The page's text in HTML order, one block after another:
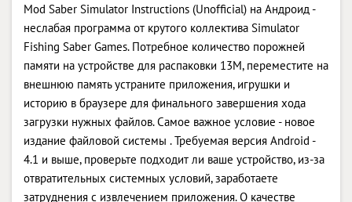
Mod Saber Simulator Instructions (Unofficial) на Андроид -
неслабая программа от крутого коллектива Simulator
Fishing Saber Games. Потребное количество порожней
памяти на устройстве для распаковки 13M, переместите на
внешнюю память устраните приложения, игрушки и
историю в браузере для финального завершения хода
загрузки нужных файлов. Самое важное условие - новое
издание файловой системы . Требуемая версия Android -
4.1 и выше, проверьте подходит ли ваше устройство, из-за
отвратительных системных условий, заработаете
затруднения с извлечением приложения. О качестве